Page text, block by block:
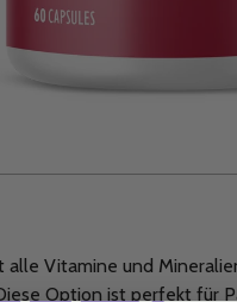
Vitamine und
Option ist perfekt für